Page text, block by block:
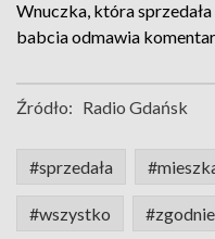
Wnuczka, która
babcia odmawia
Źródło: Radio Gdańsk
#sprzedała
#wszystko #zgodnie